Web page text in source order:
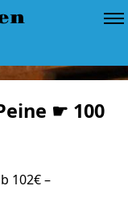
☛ 100
102€ –